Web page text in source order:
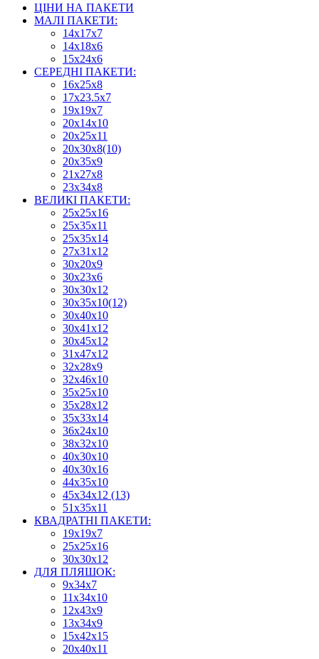
ЦІНИ НА ПАКЕТИ
МАЛІ ПАКЕТИ:
14х17х7
14х18х6
15х24х6
СЕРЕДНІ ПАКЕТИ:
16х25х8
17х23.5х7
19х19х7
20х14х10
20х25х11
20х30х8(10)
20х35х9
21х27х8
23х34х8
ВЕЛИКІ ПАКЕТИ:
25х25х16
25х35х11
25х35х14
27х31х12
30х20х9
30х23х6
30х30х12
30х35х10(12)
30х40х10
30х41х12
30х45х12
31х47х12
32х28х9
32х46х10
35х25х10
35х28х12
35х33х14
36х24х10
38х32х10
40х30х10
40х30х16
44х35х10
45х34х12 (13)
51х35х11
КВАДРАТНІ ПАКЕТИ:
19х19х7
25х25х16
30х30х12
ДЛЯ ПЛЯШОК:
9х34х7
11х34х10
12х43х9
13х34х9
15х42х15
20х40х11